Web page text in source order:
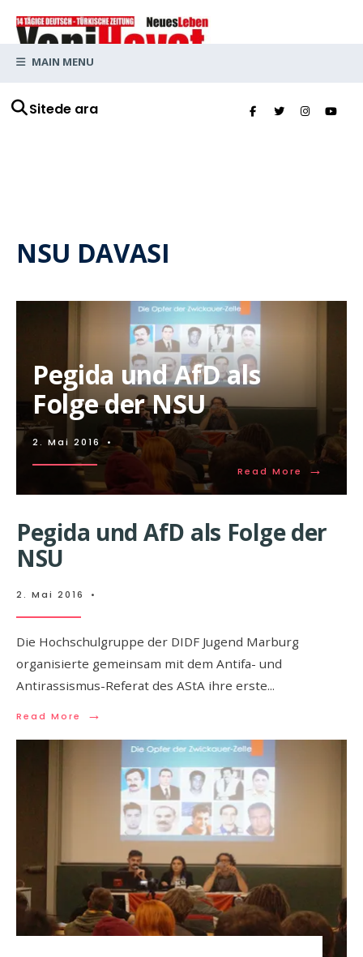
Sitede ara
MAIN MENU
NSU DAVASI
Pegida und AfD als
Folge der NSU
2. Mai 2016 •
Read More →
Pegida und AfD als Folge der
NSU
2. Mai 2016 •
Die Hochschulgruppe der DIDF Jugend Marburg
organisierte gemeinsam mit dem Antifa- und
Antirassismus-Referat des AStA ihre erste...
Read More →